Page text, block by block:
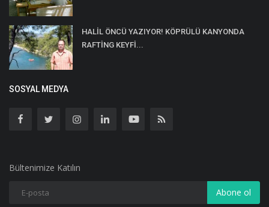
HALİL ÖNCÜ YAZIYOR! KÖPRÜLÜ KANYONDA
RAFTİNG KEYFİ...
SOSYAL MEDYA
Bültenimize Katılın
Abone ol